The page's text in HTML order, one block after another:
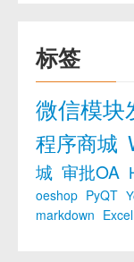
标签
微信模块
程序商城
城 审批OA
oeshop PyQT
markdown Excel